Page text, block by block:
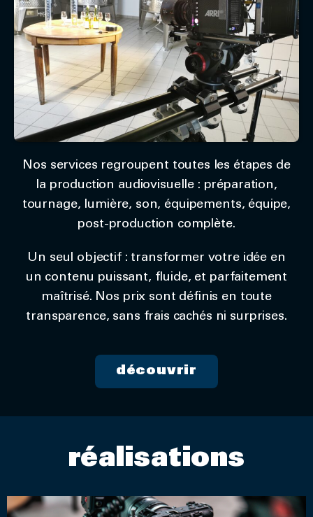
Nos services regroupent toutes les étapes de
la production audiovisuelle : préparation,
tournage, lumière, son, équipements, équipe,
post-production complète.
Un seul objectif : transformer votre idée en
un contenu puissant, fluide, et parfaitement
maîtrisé. Nos prix sont définis en toute
transparence, sans frais cachés ni surprises.
découvrir
réalisations